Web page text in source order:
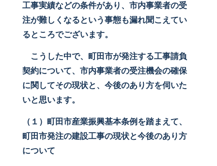
工事実績などの条件があり、市内事業者の受
注が難しくなるという事態も漏れ聞こえてい
るところでございます。
こうした中で、町田市が発注する工事請負
契約について、市内事業者の受注機会の確保
に関してその現状と、今後のあり方を伺いた
いと思います。
（１）町田市産業振興基本条例を踏まえて、
町田市発注の建設工事の現状と今後のあり方
について